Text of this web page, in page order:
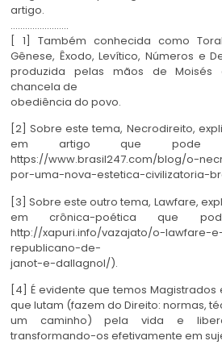
artigo.
……………………
[ 1] Também conhecida como
Gênese, Êxodo, Levítico, Números e
produzida pelas mãos de Moisés
chancela de
obediência do povo.
[2] Sobre este tema, Necrodireito,
em artigo que pode
https://www.brasil247.com/blog/o-
por-uma-nova-estetica-civilizatoria-
[3] Sobre este outro tema, Lawfare,
em crônica-poética que
http://xapuri.info/vazajato/o-lawfare-
republicano-de-
janot-e-dallagnol/).
[4] É evidente que temos Magistrados
que lutam (fazem do Direito: normas,
um caminho) pela vida e
transformando-os efetivamente em